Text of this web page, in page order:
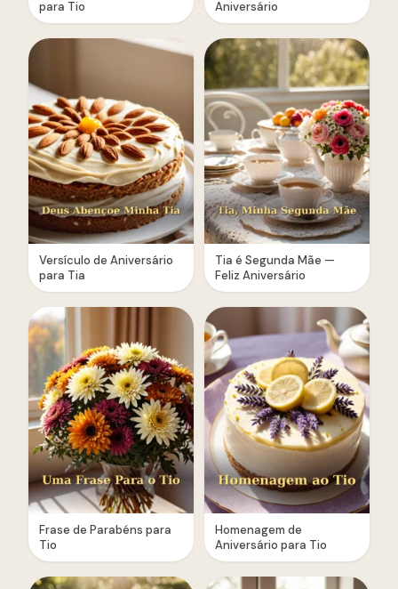
para Tio
Versículo de Aniversário
para Tia
Frase de Parabéns para
Tio
Aniversário
Tia é Segunda Mãe —
Feliz Aniversário
Homenagem de
Aniversário para Tio